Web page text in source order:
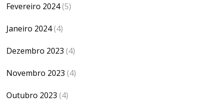
Fevereiro 2024(5)
Janeiro 2024(4)
Dezembro 2023 (4)
Novembro 2023 (4)
Outubro 2023 (4)